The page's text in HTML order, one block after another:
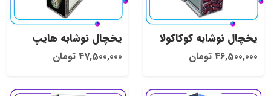
یخچال نوشابه کوکاکولا
46,500,000 تومان
یخچال نوشابه هایپ
47,500,000 تومان